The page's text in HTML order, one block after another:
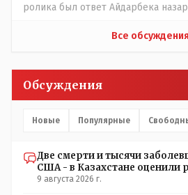
ролика был ответ Айдарбека
просто напросто - КЛОУНЫ или
видимость ИНТРИГИ выборов, его
НАКАЛ - и тот и этот без
- идёт СКУЧНАЯ и НУДНАЯ и
усмотрению: - их мгновенно
на выборы и не дадут им места в
Все обсуждения
Обсуждения
Новые Популярные
Две смерти и тысячи
США - в Казахстане оценили
9 августа 2026 г.